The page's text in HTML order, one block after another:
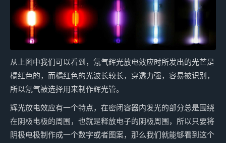
从上图中我们可以看到，氖气辉光放电效应时所发出的光芒是
橘红色的，而橘红色的光波长较长，穿透力强，容易被识别，
所以氖气被选择用来制作辉光管。
辉光放电效应有一个特点，在密闭容器内发光的部分总是围绕
在阴极电极的周围，也就是释放电子的阴极周围，所以只要将
阴极电极制作成一个数字或者图案，那么我们就能够看到这个